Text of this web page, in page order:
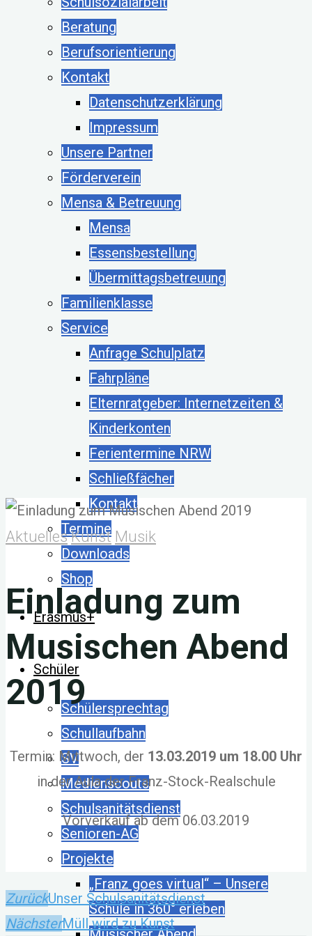
Beratung
Berufsorientierung
Kontakt
Datenschutzerklärung
Impressum
Unsere Partner
Förderverein
Mensa & Betreuung
Mensa
Essensbestellung
Übermittagsbetreuung
Familienklasse
Service
Anfrage Schulplatz
Fahrpläne
Elternratgeber: Internetzeiten &
Kinderkonten
Ferientermine NRW
Schließfächer
Kontakt
Termine
Downloads
Shop
Erasmus+
Schüler
Schülersprechtag
Schullaufbahn
SV
Medienscouts
Schulsanitätsdienst
Senioren-AG
Projekte
„Franz goes virtual“ – Unsere
Schule in 360° erleben
Aktuelles Kunst Musik
Einladung zum
Musischen Abend
2019
Termin: Mittwoch, der 13.03.2019 um 18.00 Uhr
in der Aula der Franz-Stock-Realschule
Vorverkauf ab dem 06.03.2019
ZurückUnser Schulsanitätsdienst
NächsterMüll wird zu Kunst